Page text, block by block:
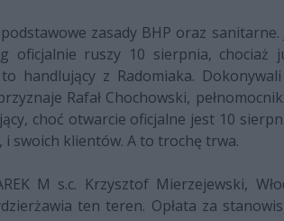
zasady BHP oraz
oficjalnie ruszy 10 sierpnia, chociaż
handlujący z Radomiaka.
Rafał Chochowski,
choć otwarcie oficjalne jest 10
i swoich klientów. A to trochę trwa.
M s.c. Krzysztof Mierzejewski,
ten teren. Opłata za